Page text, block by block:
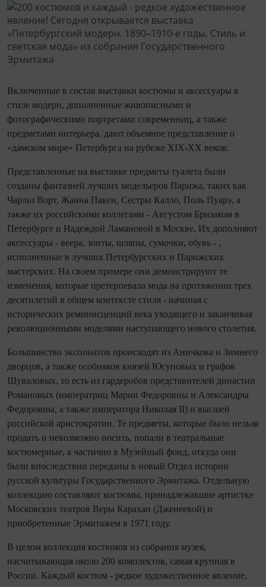
Включенные в состав выставки костюмы и аксессуары в
стиле модерн, дополненные живописными и
фотографическими портретами современниц, а также
предметами интерьера, дают объемное представление о
«дамском мире» Петербурга на рубеже XIX-XX веков.
Представленные на выставке предметы туалета были
созданы фантазией лучших модельеров Парижа, таких как
Чарльз Ворт, Жанна Пакен, Сестры Калло, Поль Пуарэ, а
также их российскими коллегами - Августом Бризаком в
Петербурге и Надеждой Ламановой в Москве. Их дополняют
аксессуары - веера, зонты, шляпы, сумочки, обувь - ,
исполненные в лучших Петербургских и Парижских
мастерских. На своем примере они демонстрируют те
изменения, которые претерпевала мода на протяжении трех
десятилетий в общем контексте стиля - начиная с
исторических реминисценций века уходящего и заканчивая
революционными моделями наступающего нового столетия.
Большинство экспонатов происходят из Аничкова и Зимнего
дворцов, а также особняков князей Юсуповых и графов
Шуваловых, то есть из гардеробов представителей династии
Романовых (императриц Марии Федоровны и Александры
Федоровны, а также императора Николая II) и высшей
российской аристократии. Те предметы, которые было нельзя
продать и невозможно носить, попали в театральные
костюмерные, а частично в Музейный фонд, откуда они
были впоследствии переданы в новый Отдел истории
русской культуры Государственного Эрмитажа. Отдельную
коллекцию составляют костюмы, принадлежавшие артистке
Московских театров Веры Карахан (Дженеевой) и
приобретенные Эрмитажем в 1971 году.
В целом коллекция костюмов из собрания музея,
насчитывающая около 200 комплектов, самая крупная в
России. Каждый костюм - редкое художественное явление,